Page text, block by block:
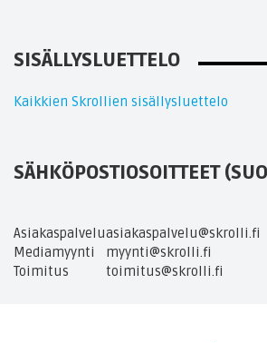
SISÄLLYSLUETTELO
Kaikkien Skrollien sisällysluettelo
SÄHKÖPOSTIOSOITTEET
Asiakaspalveluasiakaspalvelu@skrolli.fi
Mediamyynti
myynti@skrolli.fi
Toimitus
toimitus@skrolli.fi